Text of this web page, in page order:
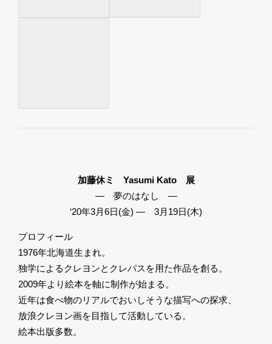
加藤休ミ Yasumi Kato 展
― 夢のはなし ―
‘20年3月6日(金) ― 3月19日(木)
プロフィール
1976年北海道生まれ。
独学によるクレヨンとクレパスを用た作品を創る。
2009年より絵本を軸に制作が始まる。
近年は食べ物のリアルでおいしそうな描写への探求、
放浪クレヨン画を目指して活動している。
絵本出版多数。